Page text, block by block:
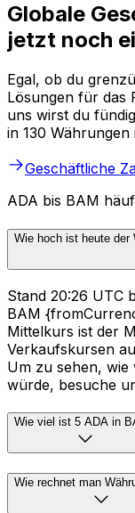
Globale
jetzt noch
Egal, ob du
Lösungen für das
uns wirst du
in 130
Geschäftliche
ADA bis BAM
Wie hoch ist heute
Stand 20:26 UTC
BAM
Mittelkurs ist der
Verkaufskursen
Um zu sehen, wie
würde, besuche
Wie viel ist 5 ADA in
Wie rechnet man